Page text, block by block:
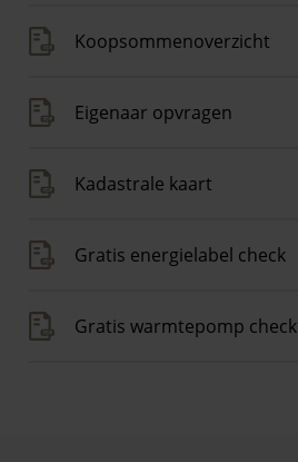
Koopsommenoverzicht
Eigenaar opvragen
Kadastrale kaart
Gratis energielabel check
Gratis warmtepomp check